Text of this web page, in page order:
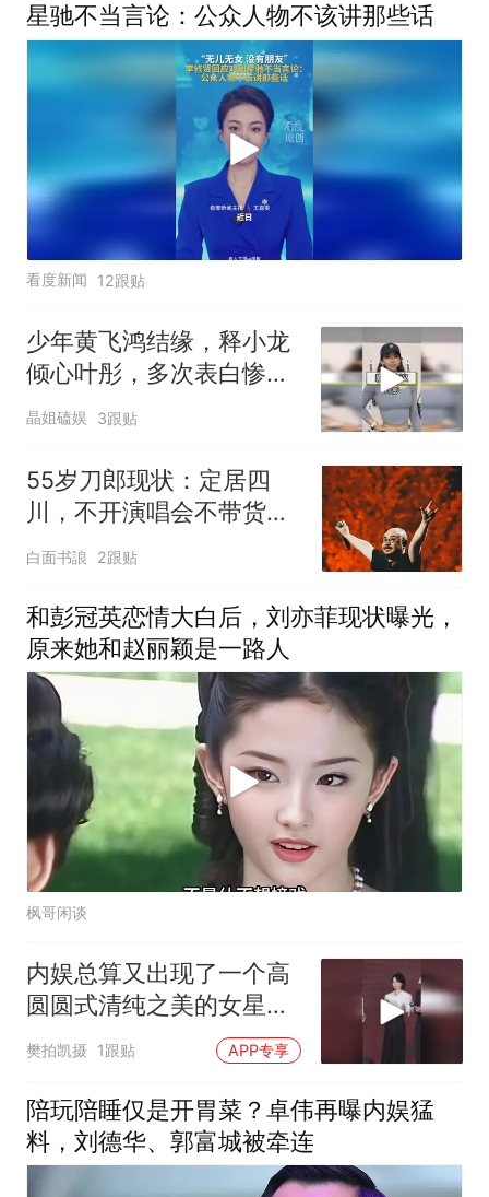
星驰不当言论：公众人物不该讲那些话
看度新闻 12跟贴
少年黄飞鸿结缘，释小龙
倾心叶彤，多次表白惨遭
回绝
晶姐磕娱 3跟贴
55岁刀郎现状：定居四
川，不开演唱会不带货，
成立公司当幕后老板
白面书誏 2跟贴
和彭冠英恋情大白后，刘亦菲现状曝光，
原来她和赵丽颖是一路人
枫哥闲谈
内娱总算又出现了一个高
圆圆式清纯之美的女星，
美丽大气的姜佩瑶
樊拍凯摄 1跟贴 APP专享
陪玩陪睡仅是开胃菜？卓伟再曝内娱猛
料，刘德华、郭富城被牵连